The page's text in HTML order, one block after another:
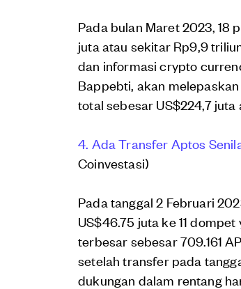
Pada bulan Maret 2023,
juta atau sekitar Rp9,9
dan informasi crypto
Bappebti, akan
total sebesar US$224,7 juta
4. Ada Transfer Aptos
Coinvestasi)
Pada tanggal 2 Februari
US$46.75 juta ke 11
terbesar sebesar 709.161
setelah transfer pada
dukungan dalam rentang